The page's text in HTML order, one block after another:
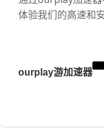
体验我们的高速和
ourplay游加速器